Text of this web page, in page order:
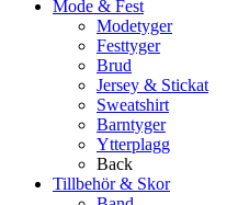
Mode & Fest
Modetyger
Festtyger
Brud
Jersey & Stickat
Sweatshirt
Barntyger
Ytterplagg
Back
Tillbehör & Skor